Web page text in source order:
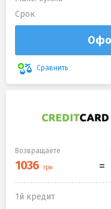
Срок
Сравнить
Возвращаете
1й кредит